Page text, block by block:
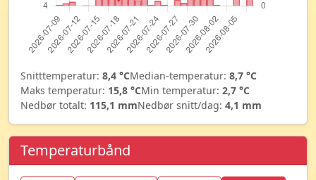
Snitttemperatur: 8,4 °CMedian-temperatur: 8,7 °C
Maks temperatur: 15,8 °CMin temperatur: 2,7 °C
Nedbør totalt: 115,1 mmNedbør snitt/dag: 4,1 mm
Temperaturbånd